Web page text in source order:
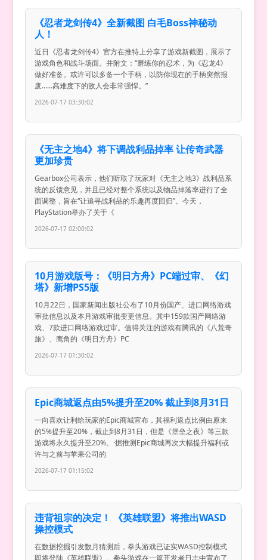
《忍者龙剑传4》全新截图 白毛Boss神秘动
人！
近日《忍者龙剑传4》官方在推特上分享了游戏新截图，展示了
游戏角色和战斗场面。并附文：“磨练你的忍术，为《忍龙4》
做好准备。或许可以多备一个手柄，以防你现在的手柄突然报
废……高难度下的敌人会非常强悍。”
2026-07-17 03:30:02
《无主之地4》将下调战利品掉率 让传奇武器
更加珍贵
Gearbox公司表示，他们听取了玩家对《无主之地3》战利品系
统的反馈意见，并且已经对整个系统以及物品掉落率进行了全
面调整，旨在“让追寻战利品的乐趣再度回归”。今天，
PlayStation举办了关于《
2026-07-17 02:00:02
10月游戏版号：《明日方舟》PC端过审、《幻
塔》新增PS5版
10月22日，国家新闻出版社公布了10月份国产、进口网络游戏
审批信息以及本月游戏审批变更信息。其中159款国产网络游
戏、7款进口网络游戏过审。值得关注的游戏有腾讯的《八荒奇
旅》、鹰角的《明日方舟》PC
2026-07-17 01:30:02
Epic商城返点由5%提升至20% 截止到8月31日
一向喜欢让利给玩家的Epic商城宣布，其福利返点比例由原来
的5%提升至20%，截止到8月31日，但是《堡垒之夜》等三款
游戏将永久提升至20%。·据推测Epic商城再次大幅提升福利或
许与之前与苹果公司的
2026-07-17 01:15:02
违背祖宗的决定！ 《英雄联盟》将推出WASD
操控模式
在数据挖掘引发数月猜测后，拳头游戏已证实WASD控制模式
即将登陆《英雄联盟》。拳头游戏在一篇开发者日志中宣布了